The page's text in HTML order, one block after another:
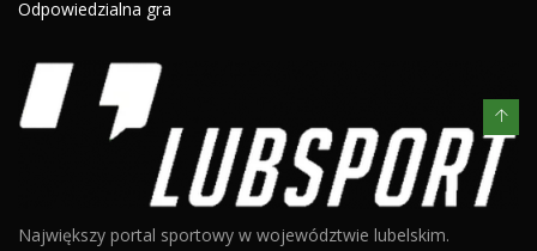
Odpowiedzialna gra
Największy portal sportowy w województwie lubelskim.